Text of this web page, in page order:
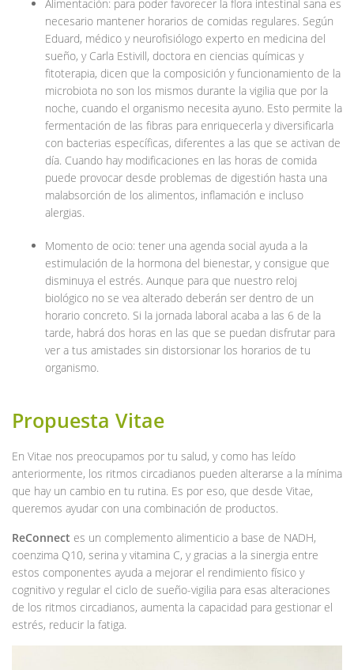
Alimentación: para poder favorecer la flora intestinal sana es
necesario mantener horarios de comidas regulares. Según
Eduard, médico y neurofisiólogo experto en medicina del
sueño, y Carla Estivill, doctora en ciencias químicas y
fitoterapia, dicen que la composición y funcionamiento de la
microbiota no son los mismos durante la vigilia que por la
noche, cuando el organismo necesita ayuno. Esto permite la
fermentación de las fibras para enriquecerla y diversificarla
con bacterias específicas, diferentes a las que se activan de
día. Cuando hay modificaciones en las horas de comida
puede provocar desde problemas de digestión hasta una
malabsorción de los alimentos, inflamación e incluso
alergias.
Momento de ocio: tener una agenda social ayuda a la
estimulación de la hormona del bienestar, y consigue que
disminuya el estrés. Aunque para que nuestro reloj
biológico no se vea alterado deberán ser dentro de un
horario concreto. Si la jornada laboral acaba a las 6 de la
tarde, habrá dos horas en las que se puedan disfrutar para
ver a tus amistades sin distorsionar los horarios de tu
organismo.
Propuesta Vitae
En Vitae nos preocupamos por tu salud, y como has leído
anteriormente, los ritmos circadianos pueden alterarse a la mínima
que hay un cambio en tu rutina. Es por eso, que desde Vitae,
queremos ayudar con una combinación de productos.
ReConnect es un complemento alimenticio a base de NADH,
coenzima Q10, serina y vitamina C, y gracias a la sinergia entre
estos componentes ayuda a mejorar el rendimiento físico y
cognitivo y regular el ciclo de sueño-vigilia para esas alteraciones
de los ritmos circadianos, aumenta la capacidad para gestionar el
estrés, reducir la fatiga.